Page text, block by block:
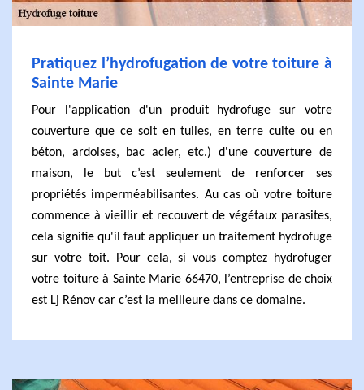
Pratiquez l’hydrofugation de votre toiture à
Sainte Marie
Pour l'application d'un produit hydrofuge sur votre
couverture que ce soit en tuiles, en terre cuite ou en
béton, ardoises, bac acier, etc.) d'une couverture de
maison, le but c’est seulement de renforcer ses
propriétés imperméabilisantes. Au cas où votre toiture
commence à vieillir et recouvert de végétaux parasites,
cela signifie qu'il faut appliquer un traitement hydrofuge
sur votre toit. Pour cela, si vous comptez hydrofuger
votre toiture à Sainte Marie 66470, l’entreprise de choix
est Lj Rénov car c’est la meilleure dans ce domaine.